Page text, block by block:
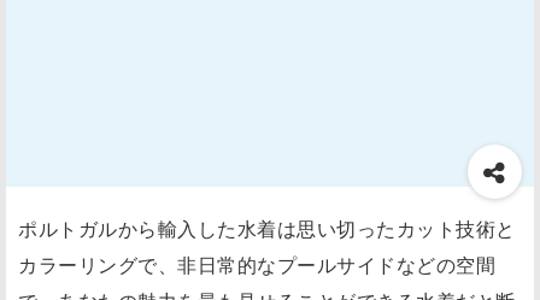
ポルトガルから輸入した水着は思い切ったカット技術と
カラーリングで、非日常的なプールサイドなどの空間